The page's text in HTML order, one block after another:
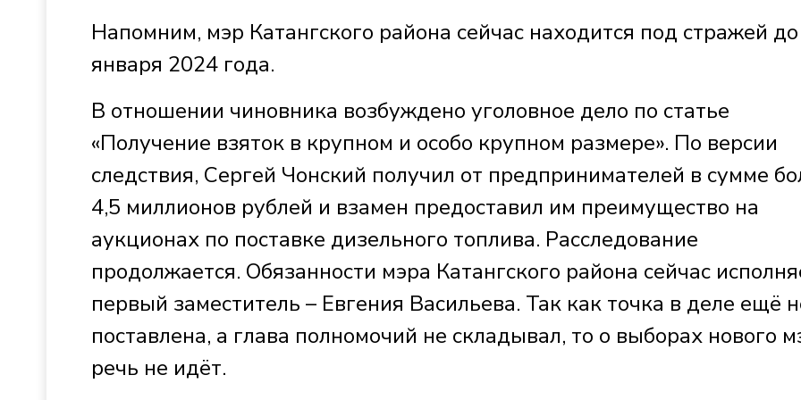
Напомним, мэр Катангского района сейчас находится под стражей
января 2024 года.
В отношении чиновника возбуждено уголовное дело по статье
«Получение взяток в крупном и особо крупном размере». По версии
следствия, Сергей Чонский получил от предпринимателей в сумме
4,5 миллионов рублей и взамен предоставил им преимущество на
аукционах по поставке дизельного топлива. Расследование
продолжается. Обязанности мэра Катангского района сейчас
первый заместитель – Евгения Васильева. Так как точка в деле ещё
поставлена, а глава полномочий не складывал, то о выборах нового
речь не идёт.